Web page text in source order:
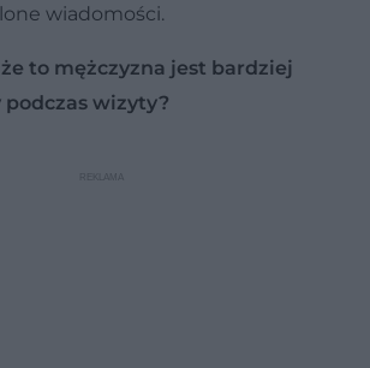
wiadomości.
że to mężczyzna jest bardziej
wizyty?